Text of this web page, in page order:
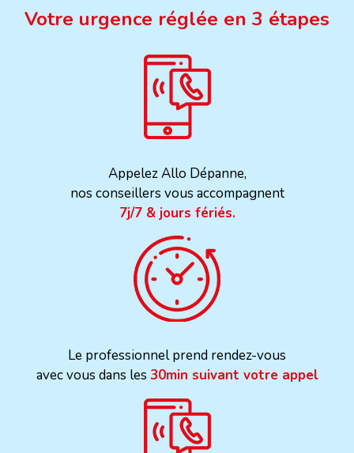
Votre urgence réglée en 3 étapes
Appelez Allo Dépanne,
nos conseillers vous accompagnent
7j/7 & jours fériés.
Le professionnel prend rendez-vous
avec vous dans les 30min suivant votre appel